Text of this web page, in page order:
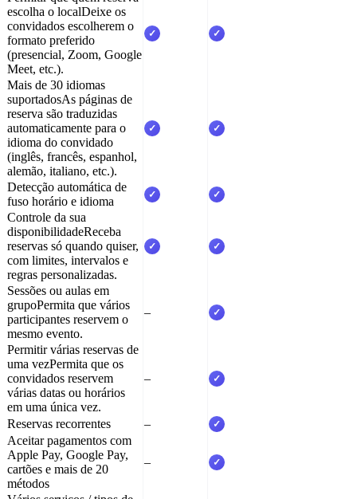
escolha o localDeixe os
convidados escolherem o
formato preferido
(presencial, Zoom, Google
Meet, etc.).
✓ ✓
Mais de 30 idiomas
suportadosAs páginas de
reserva são traduzidas
automaticamente para o
idioma do convidado
(inglês, francês, espanhol,
alemão, italiano, etc.).
✓ ✓
Detecção automática de
fuso horário e idioma
✓ ✓
Controle da sua
disponibilidadeReceba
reservas só quando quiser,
com limites, intervalos e
regras personalizadas.
✓ ✓
Sessões ou aulas em
grupoPermita que vários
participantes reservem o
mesmo evento.
– ✓
Permitir várias reservas de
uma vezPermita que os
convidados reservem
várias datas ou horários
em uma única vez.
– ✓
Reservas recorrentes – ✓
Aceitar pagamentos com
Apple Pay, Google Pay,
cartões e mais de 20
métodos
– ✓